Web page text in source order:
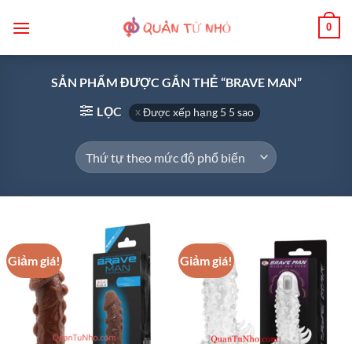
qua
0
SẢN PHẨM ĐƯỢC GẮN THẺ “BRAVE MAN”
LỌC
Được xếp hạng 5 5 sao
Giảm giá! Giảm giá!